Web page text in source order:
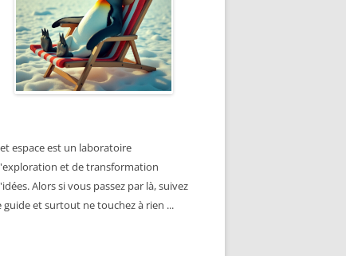
espace est un laboratoire
et de transformation
Alors si vous passez par là, suivez
guide et surtout ne touchez à rien ...